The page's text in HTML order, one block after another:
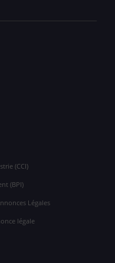
(CCI)
(BPI)
Légales
légale